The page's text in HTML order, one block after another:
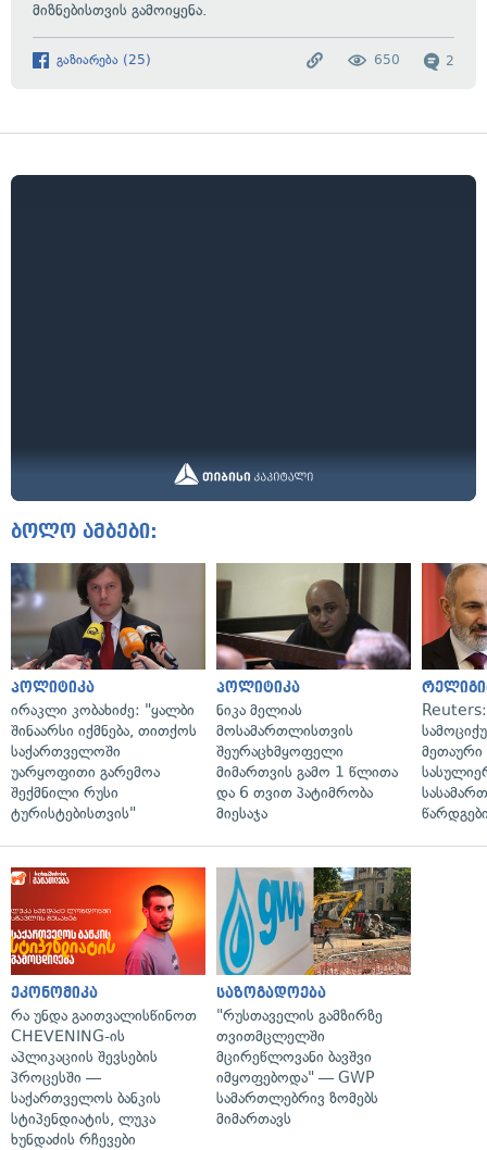
მიზნებისთვის გამოიყენა.
გაზიარება (25) 2
650
ბოლო ამბები:
პოლიტიკა
ირაკლი კობახიძე: "ყალბი
შინაარსი იქმნება, თითქოს
საქართველოში
უარყოფითი გარემოა
შექმნილი რუსი
ტურისტებისთვის"
პოლიტიკა
ნიკა მელიას
მოსამართლისთვის
შეურაცხმყოფელი
მიმართვის გამო 1 წლითა
და 6 თვით პატიმრობა
მიესაჯა
მეთაური
ეკონომიკა
რა უნდა გაითვალისწინოთ
CHEVENING-ის
აპლიკაციის შევსების
პროცესში —
საქართველოს ბანკის
სტიპენდიატის, ლუკა
ხუნდაძის რჩევები
საზოგადოება
"რუსთაველის გამზირზე
თვითმცლელში
მცირეწლოვანი ბავშვი
იმყოფებოდა" — GWP
სამართლებრივ ზომებს
მიმართავს